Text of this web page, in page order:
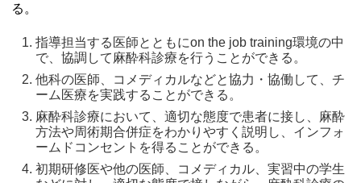
る。
指導担当する医師とともにon the job training環境の中
で、協調して麻酔科診療を行うことができる。
他科の医師、コメディカルなどと協力・協働して、チ
ーム医療を実践することができる。
麻酔科診療において、適切な態度で患者に接し、麻酔
方法や周術期合併症をわかりやすく説明し、インフォ
ームドコンセントを得ることができる。
初期研修医や他の医師、コメディカル、実習中の学生